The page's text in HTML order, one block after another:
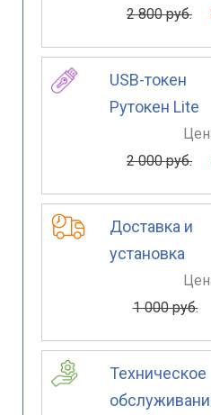
2 800 руб.
USB-токен
Рутокен Lite
2 000 руб.
Доставка и
установка
1 000 руб.
Техническое